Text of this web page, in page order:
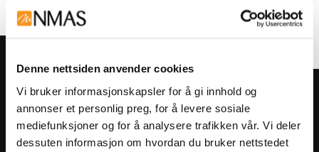
Denne nettsiden anvender cookies
Vi bruker informasjonskapsler for å gi innhold og
annonser et personlig preg, for å levere sosiale
mediefunksjoner og for å analysere trafikken vår. Vi deler
dessuten informasjon om hvordan du bruker nettstedet
Meld deg på vårt nyhetsbrev!
Få informasjon om produkter,
arrangementer og kampanjer.